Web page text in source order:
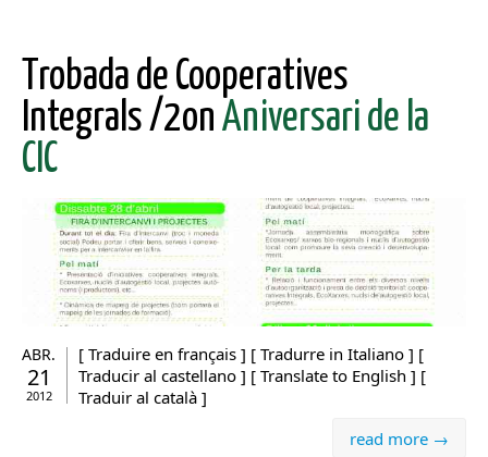
Trobada de Cooperatives
Integrals /2on Aniversari de la
CIC
ABR.
21
2012
[ Traduire en français ] [ Tradurre in Italiano ] [
Traducir al castellano ] [ Translate to English ] [
Traduir al català ]
read more →